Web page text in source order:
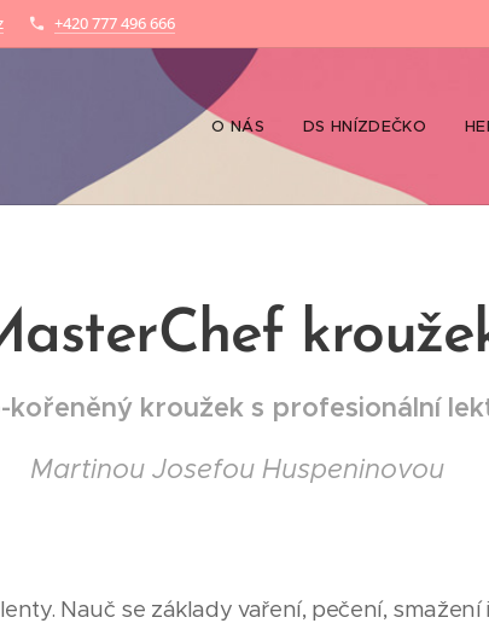
+420 777 496 666
O NÁS DS HNÍZDEČKO
kořeněný kroužek s profesionální
Martinou Josefou Huspeninovou
Nauč se základy vaření, pečení,